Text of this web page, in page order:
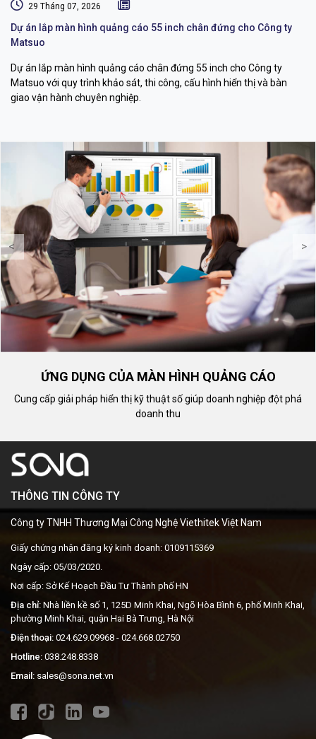
29 Tháng 07, 2026
Dự án lắp màn hình quảng cáo 55 inch chân đứng cho Công ty
Matsuo
Dự án lắp màn hình quảng cáo chân đứng 55 inch cho Công ty
Matsuo với quy trình khảo sát, thi công, cấu hình hiển thị và bàn
giao vận hành chuyên nghiệp.
< >
ỨNG DỤNG CỦA MÀN HÌNH QUẢNG CÁO
Cung cấp giải pháp hiển thị kỹ thuật số giúp doanh nghiệp đột phá
doanh thu
THÔNG TIN CÔNG TY
Công ty TNHH Thương Mại Công Nghệ Viethitek Việt Nam
Giấy chứng nhận đăng ký kinh doanh: 0109115369
Ngày cấp: 05/03/2020.
Nơi cấp: Sở Kế Hoạch Đầu Tư Thành phố HN
Địa chỉ: Nhà liền kề số 1, 125D Minh Khai, Ngõ Hòa Bình 6, phố Minh Khai,
phường Minh Khai, quận Hai Bà Trưng, Hà Nội
Điện thoại: 024.629.09968 - 024.668.02750
Hotline: 038.248.8338
Email: sales@sona.net.vn